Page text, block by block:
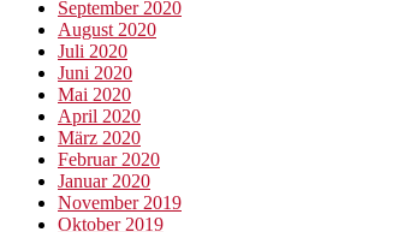
September 2020
August 2020
Juli 2020
Juni 2020
Mai 2020
April 2020
März 2020
Februar 2020
Januar 2020
November 2019
Oktober 2019